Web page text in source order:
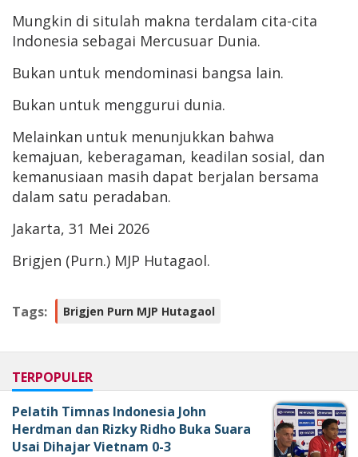
Mungkin di situlah makna terdalam cita-cita
Indonesia sebagai Mercusuar Dunia.
Bukan untuk mendominasi bangsa lain.
Bukan untuk menggurui dunia.
Melainkan untuk menunjukkan bahwa
kemajuan, keberagaman, keadilan sosial, dan
kemanusiaan masih dapat berjalan bersama
dalam satu peradaban.
Jakarta, 31 Mei 2026
Brigjen (Purn.) MJP Hutagaol.
Tags: Brigjen Purn MJP Hutagaol
TERPOPULER
Pelatih Timnas Indonesia John
Herdman dan Rizky Ridho Buka Suara
Usai Dihajar Vietnam 0-3